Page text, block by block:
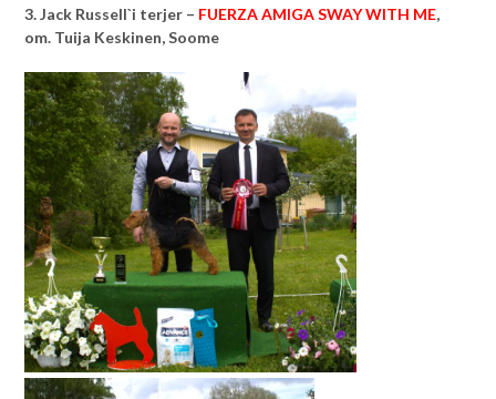
3. Jack Russell`i terjer – FUERZA AMIGA SWAY WITH ME,
om. Tuija Keskinen, Soome